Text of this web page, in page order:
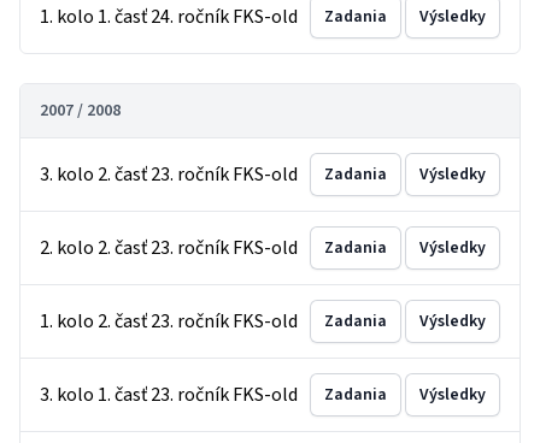
1. kolo 1. časť 24. ročník FKS-old Zadania Výsledky
2007 / 2008
3. kolo 2. časť 23. ročník FKS-old Zadania Výsledky
2. kolo 2. časť 23. ročník FKS-old Zadania Výsledky
1. kolo 2. časť 23. ročník FKS-old Zadania Výsledky
3. kolo 1. časť 23. ročník FKS-old Zadania Výsledky